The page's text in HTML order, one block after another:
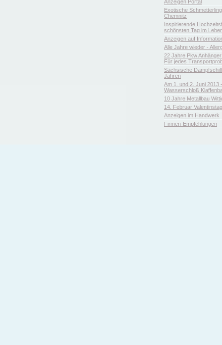
Anzeigen Portal
Exotische
Chemnitz
Inspirierende
schönsten Tag im
Anzeigen auf
Alle Jahre wieder -
22 Jahre Pkw
Für jedes
Sächsische
Jahren
Am 1. und 2. Juni 2013
Wasserschloß
10 Jahre Metallbau
14. Februar
Anzeigen im Handwerk
Firmen-Empfehlungen